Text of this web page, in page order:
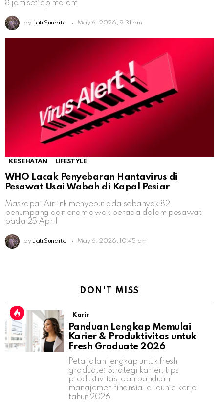
8 jam setiap malam
by Jati Sunarto May 6, 2026, 9:31 pm
KESEHATAN LIFESTYLE
WHO Lacak Penyebaran Hantavirus di
Pesawat Usai Wabah di Kapal Pesiar
Maskapai Airlink menyebut ada sebanyak 82
penumpang dan enam awak berada dalam pesawat
pada 25 April
by Jati Sunarto May 6, 2026, 10:45 am
DON'T MISS
Karir
Panduan Lengkap Memulai
Karier & Produktivitas untuk
Fresh Graduate 2026
Peta jalan lengkap untuk fresh
graduate: Strategi karier, tips
produktivitas, dan panduan
manajemen finansial di dunia kerja
tahun 2026.